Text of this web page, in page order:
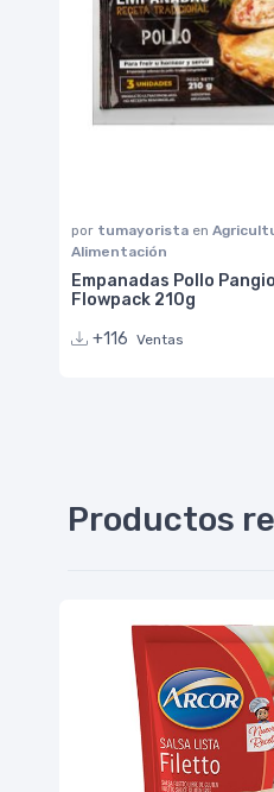
por tumayorista en
Alimentación
Empanadas Pollo
Flowpack 210g
+116 Ventas
Productos